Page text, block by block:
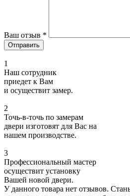
Ваш отзыв *
1
Наш сотрудник
приедет к Вам
и осуществит замер.
2
Точь-в-точь по замерам
двери изготовят для Вас на
нашем производстве.
3
Профессиональный мастер
осуществит установку
Вашей новой двери.
У данного товара нет отзывов.